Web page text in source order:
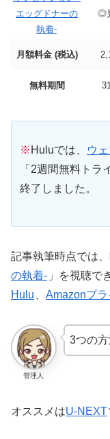
エッグドナーの
執着-
◎
月額料金 (税込)
無料期間
※ Huluでは、 ウ
「2週間無料トラ
終了しました。
記事執筆時点では、
の執着- 」を視聴で
Hulu
Amazonプラ
管理人
3つの
オススメはU-NEXT